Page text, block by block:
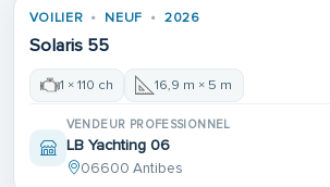
VOILIER NEUF 2026
Solaris 55
1 × 110 ch 16,9 m × 5 m
VENDEUR PROFESSIONNEL
LB Yachting 06
06600 Antibes